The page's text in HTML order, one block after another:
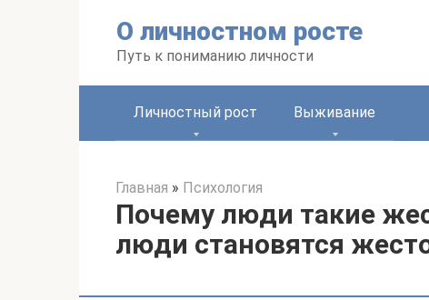
О личностном росте
Путь к пониманию личности
Личностный рост Выживание
Главная » Психология
Почему люди такие
люди становятся